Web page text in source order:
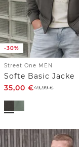
-30%
Street One MEN
Softe Basic Jacke
35,00 €49,99€